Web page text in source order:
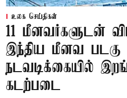
உலக செய்திகள்
11 மீனவர்களுடன்
இந்திய மீனவ படகு
நடவடிக்கையில்
கடற்படை